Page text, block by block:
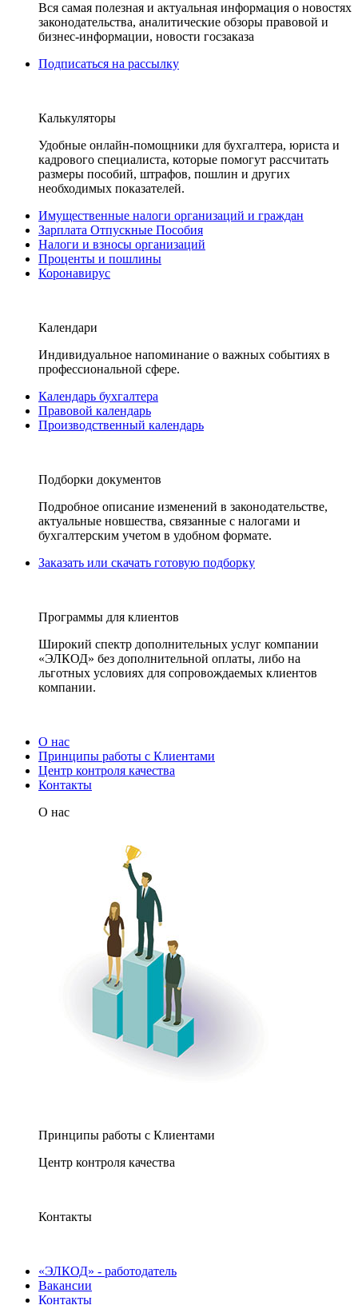
Вся самая полезная и актуальная информация о новостях
законодательства, аналитические обзоры правовой и
бизнес-информации, новости госзаказа
Подписаться на рассылку
Калькуляторы
Удобные онлайн-помощники для бухгалтера, юриста и
кадрового специалиста, которые помогут рассчитать
размеры пособий, штрафов, пошлин и других
необходимых показателей.
Имущественные налоги организаций и граждан
Зарплата Отпускные Пособия
Налоги и взносы организаций
Проценты и пошлины
Коронавирус
Календари
Индивидуальное напоминание о важных событиях в
профессиональной сфере.
Календарь бухгалтера
Правовой календарь
Производственный календарь
Подборки документов
Подробное описание изменений в законодательстве,
актуальные новшества, связанные с налогами и
бухгалтерским учетом в удобном формате.
Заказать или скачать готовую подборку
Программы для клиентов
Широкий спектр дополнительных услуг компании
«ЭЛКОД» без дополнительной оплаты, либо на
льготных условиях для сопровождаемых клиентов
компании.
О нас
Принципы работы с Клиентами
Центр контроля качества
Контакты
О нас
Принципы работы с Клиентами
Центр контроля качества
Контакты
«ЭЛКОД» - работодатель
Вакансии
Контакты